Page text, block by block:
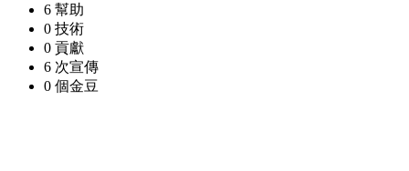
6 幫助
0 技術
0 貢獻
6 次宣傳
0 個金豆